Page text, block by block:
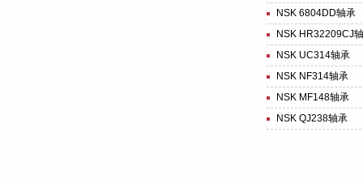
NSK 6804DD轴承
NSK HR32209CJ
NSK UC314轴承
NSK NF314轴承
NSK MF148轴承
NSK QJ238轴承